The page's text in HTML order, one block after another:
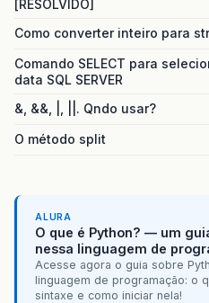
[RESOLVIDO]
Como converter inteiro para
Comando SELECT para
data SQL SERVER
&, &&, |, ||. Qndo usar?
O método split
ALURA
O que é Python? — um
nessa linguagem de
Acesse agora o guia sobre
linguagem de programação: o
sintaxe e como iniciar nela!